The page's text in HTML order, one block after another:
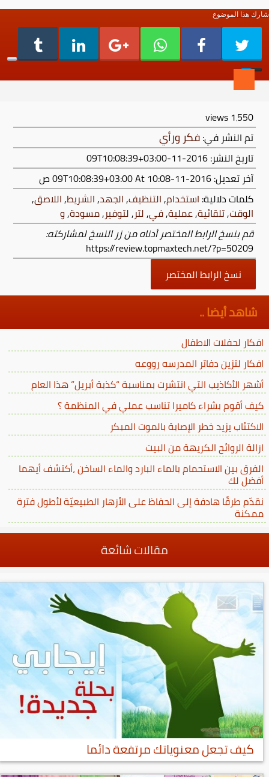
شارك هذا الموضوع
1٬550 views
تم النشر في:فكر ورأي
تاريخ النشر: 2016-11-09T10:08:39+03:00
آخر تعديل:2016-11-09T10:08:39+03:00
At 10:08 ص
كلمات دلالية: استخدام,التنظيف,الجهد,الشريط,اللاصق,
الوقت,تلقائية,عملية,في,لتر,لتوفير,مسودة,و
قم بنسخ الرابط المختصر أدناه من زر النسخ لمشاركته:
https://review.topmaxtech.net/?p=50209
نسخ الرابط المختصر
شاهد أيضا ..
افكار لحفلات الاطفال
افكار لتزين دفاتر المدرسه رووعه
أشهر الأكاذيب التي انتشرت بمناسبة “كذبة أبريل” هذا العام
كيف أقوم بشراء كاميرا تناسب عملي في المنظمة ؟
الاكتئاب يزيد خطر الإصابة بالموت المبكر
ازالة الروائح الكريهة من البيت
الفرق بين الاستحمام بالماء البارد والماء الساخن ،أكتشف أيهما
أفضل لك
نقدّم طرقًا هادفة إلى الحفاظ على الأزهار الطبيعيّة لأطول فترة
ممكنة
مقالات شائعة
كيف تجعل معنوياتك مرتفعة دائما